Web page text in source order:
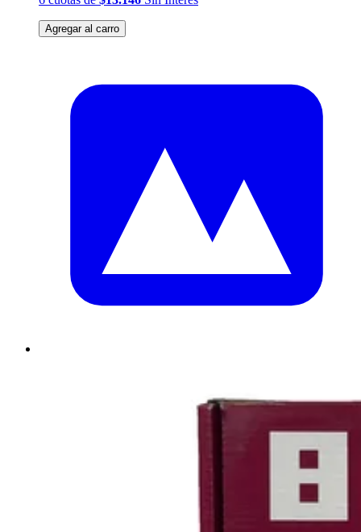
Agregar al carro